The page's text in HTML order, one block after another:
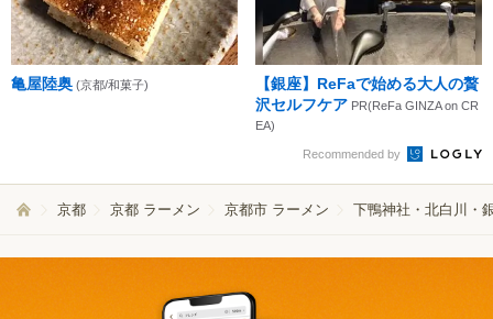
亀屋陸奥 (京都/和菓子)
【銀座】ReFaで始める大人の贅
沢セルフケア PR(ReFa GINZA on CR
EA)
Recommended by
京都 京都 ラーメン 京都市 ラーメン 下鴨神社・北白川・